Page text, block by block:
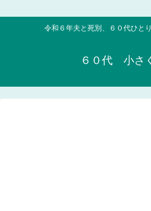
令和６年夫と死別、６０代ひと
６０代 小さ